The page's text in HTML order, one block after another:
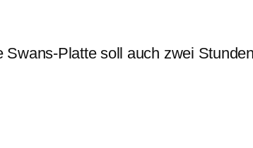
Platte soll auch zwei